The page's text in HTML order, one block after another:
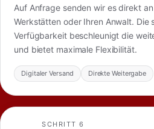
Auf Anfrage senden wir es direkt
Werkstätten oder Ihren Anwalt. Die
Verfügbarkeit beschleunigt die
und bietet maximale Flexibilität.
Digitaler Versand Direkte Weitergabe
SCHRITT 6